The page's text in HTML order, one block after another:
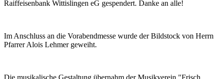
Raiffeisenbank Wittislingen eG gespendert. Danke an alle!
Im Anschluss an die Vorabendmesse wurde der Bildstock von Herrn
Pfarrer Alois Lehmer geweiht.
Die musikalische Gestaltung übernahm der Musikverein "Frisch